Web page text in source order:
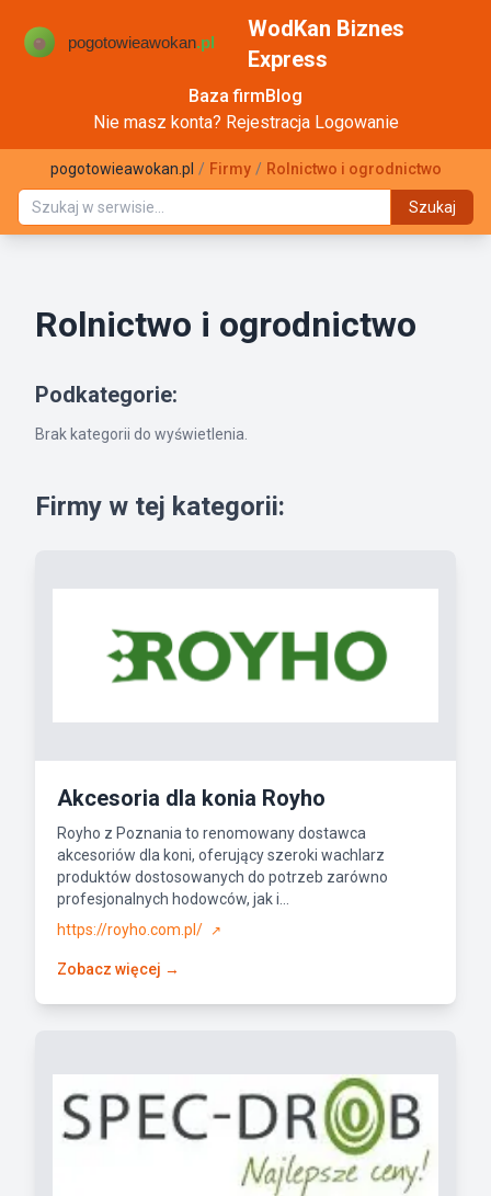
WodKan Biznes
Express
Baza firmBlog
Nie masz konta? Rejestracja Logowanie
pogotowieawokan.pl / Firmy / Rolnictwo i ogrodnictwo
Szukaj
Rolnictwo i ogrodnictwo
Podkategorie:
Brak kategorii do wyświetlenia.
Firmy w tej kategorii:
Akcesoria dla konia Royho
Royho z Poznania to renomowany dostawca
akcesoriów dla koni, oferujący szeroki wachlarz
produktów dostosowanych do potrzeb zarówno
profesjonalnych hodowców, jak i...
https://royho.com.pl/
↗
Zobacz więcej →